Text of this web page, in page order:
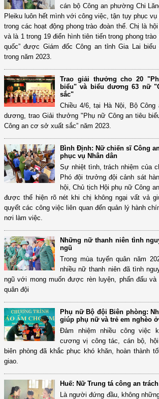
cán bộ Công an phường Chi
Pleiku luôn hết mình với công việc, tận tụy phục vụ
trong các hoạt động phong trào đoàn thể. Chị là
và là 1 trong 19 điển hình tiên tiến trong phong trào
quốc” được Giám đốc Công an tỉnh Gia Lai
trong năm 2023.
Trao giải thưởng cho 20
biểu" và biểu dương 63 nữ
sắc"
Chiều 4/6, tại Hà Nội, Bộ
dương, trao Giải thưởng "Phụ nữ Công an tiêu
Công an cơ sở xuất sắc” năm 2023.
Bình Định: Nữ chiến sĩ Công
phục vụ Nhân dân
Sự nhiệt tình, trách nhiệm của
Phó đội trưởng đội cảnh sát
hội, Chủ tịch Hội phụ nữ Công
được thể hiện rõ nét khi chị không ngại vất vả
quyết các công việc liên quan đến quản lý hành
nơi làm việc.
Những nữ thanh niên tình
ngũ
Trong mùa tuyển quân năm
nhiều nữ thanh niên đã tình
ngũ với mong muốn được rèn luyện, phấn đấu
quân đội
Phụ nữ Bộ đội Biên phòng:
giúp phụ nữ và trẻ em nghèo
Đảm nhiệm nhiều công việc
cương vị công tác, cán bộ,
biên phòng đã khắc phục khó khăn, hoàn thành
giao.
Huế: Nữ Trung tá công an
Là người đứng đầu, không